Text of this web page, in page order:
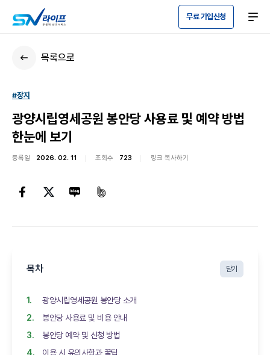
무료 가입신청
목록으로
#장지
광양시립영세공원 봉안당 사용료 및 예약 방법
한눈에 보기
등록일 2026. 02. 11 조회수 723 링크 복사하기
목차 닫기
광양시립영세공원 봉안당 소개
봉안당 사용료 및 비용 안내
봉안당 예약 및 신청 방법
이용 시 유의사항과 꿀팁